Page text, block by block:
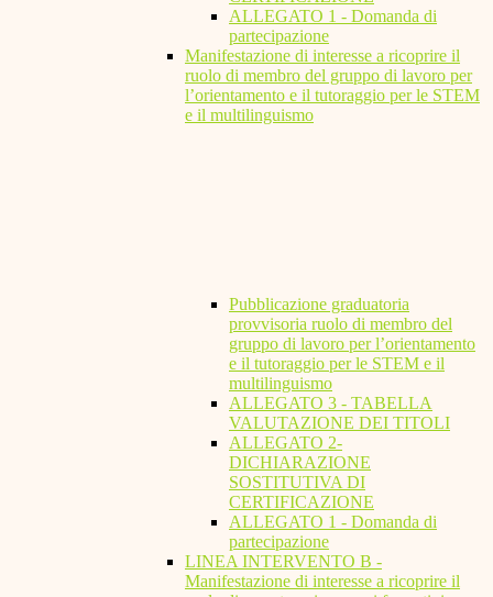
ALLEGATO 1 - Domanda di
partecipazione
Manifestazione di interesse a ricoprire il
ruolo di membro del gruppo di lavoro per
l’orientamento e il tutoraggio per le STEM
e il multilinguismo
Pubblicazione graduatoria
provvisoria ruolo di membro del
gruppo di lavoro per l’orientamento
e il tutoraggio per le STEM e il
multilinguismo
ALLEGATO 3 - TABELLA
VALUTAZIONE DEI TITOLI
ALLEGATO 2-
DICHIARAZIONE
SOSTITUTIVA DI
CERTIFICAZIONE
ALLEGATO 1 - Domanda di
partecipazione
LINEA INTERVENTO B -
Manifestazione di interesse a ricoprire il